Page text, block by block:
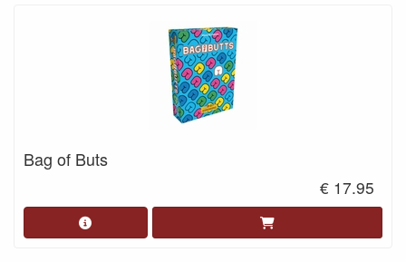
Bag of Buts
€ 17.95